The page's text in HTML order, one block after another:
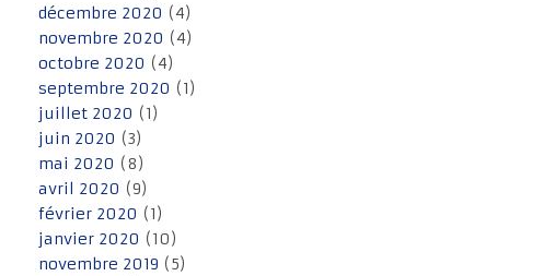
décembre 2020 (4)
novembre 2020 (4)
octobre 2020 (4)
septembre 2020 (1)
juillet 2020 (1)
juin 2020 (3)
mai 2020 (8)
avril 2020 (9)
février 2020 (1)
janvier 2020 (10)
novembre 2019 (5)